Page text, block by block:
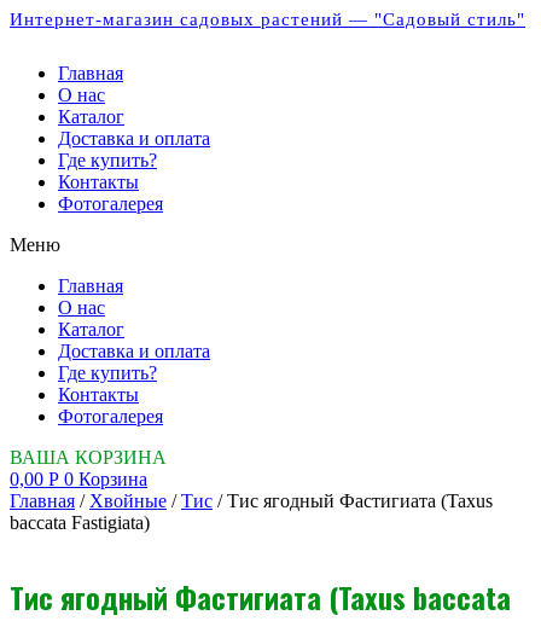
Интернет-магазин садовых растений — "Садовый стиль"
Главная
О нас
Каталог
Доставка и оплата
Где купить?
Контакты
Фотогалерея
Меню
Главная
О нас
Каталог
Доставка и оплата
Где купить?
Контакты
Фотогалерея
ВАША КОРЗИНА
0,00 Р 0 Корзина
Главная / Хвойные /Тис / Тис ягодный Фастигиата (Taxus
baccata Fastigiata)
Тис ягодный Фастигиата (Taxus baccata